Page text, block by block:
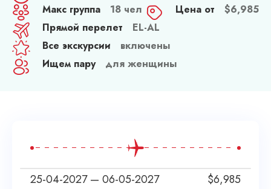
Макс группа
18 чел Цена от $6,985
Прямой перелет
EL-AL
Все экскурсии
включены
Ищем пару
для женщины
$6,985
25-04-2027 — 06-05-2027